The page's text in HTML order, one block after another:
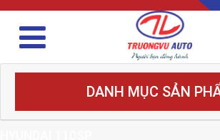
DANH MỤC SẢN